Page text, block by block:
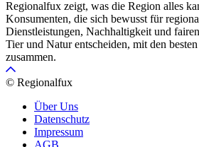
Regionalfux zeigt, was die Region alles
Konsumenten, die sich bewusst für
Dienstleistungen, Nachhaltigkeit und
Tier und Natur entscheiden, mit den
zusammen.
© Regionalfux
Über Uns
Datenschutz
Impressum
AGB